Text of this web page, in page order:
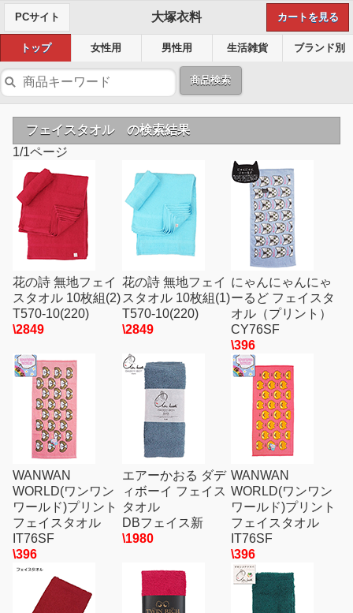
PCサイト 大塚衣料 カートを見る
トップ 女性用 男性用 生活雑貨 ブランド別
商品検索
フェイスタオル の検索結果
1/1ページ
花の詩 無地フェイ
スタオル 10枚組(2)
T570-10(220)
\2849
花の詩 無地フェイ
スタオル 10枚組(1)
T570-10(220)
\2849
にゃんにゃんにゃ
ーるど フェイスタ
オル（プリント）
CY76SF
\396
WANWAN
WORLD(ワンワン
ワールド)プリント
フェイスタオル
IT76SF
\396
エアーかおる ダデ
ィボーイ フェイス
タオル
DBフェイス新
\1980
WANWAN
WORLD(ワンワン
ワールド)プリント
フェイスタオル
IT76SF
\396